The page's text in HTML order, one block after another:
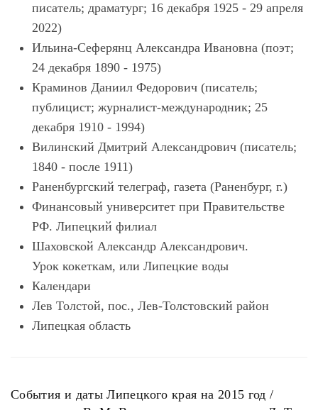
писатель; драматург; 16 декабря 1925 - 29 апреля
2022)
Ильина-Сеферянц Александра Ивановна (поэт;
24 декабря 1890 - 1975)
Краминов Даниил Федорович (писатель;
публицист; журналист-международник; 25
декабря 1910 - 1994)
Вилинский Дмитрий Александрович (писатель;
1840 - после 1911)
Раненбургский телеграф, газета (Раненбург, г.)
Финансовый университет при Правительстве
РФ. Липецкий филиал
Шаховской Александр Александрович.
Урок кокеткам, или Липецкие воды
Календари
Лев Толстой, пос., Лев-Толстовский район
Липецкая область
События и даты Липецкого края на 2015 год /